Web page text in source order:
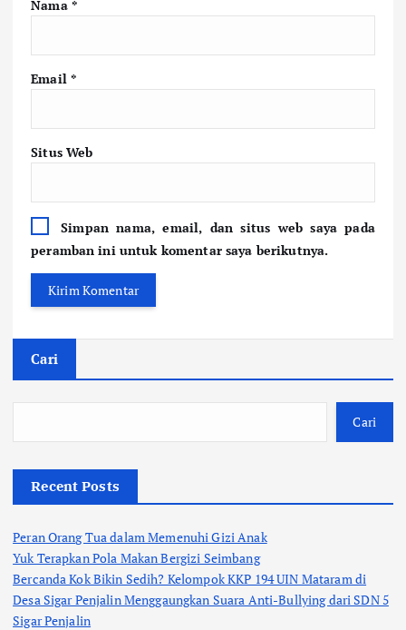
Nama *
Email *
Situs Web
Simpan nama, email, dan situs web saya pada
peramban ini untuk komentar saya berikutnya.
Cari
Cari
Recent Posts
Peran Orang Tua dalam Memenuhi Gizi Anak
Yuk Terapkan Pola Makan Bergizi Seimbang
Bercanda Kok Bikin Sedih? Kelompok KKP 194 UIN Mataram di
Desa Sigar Penjalin Menggaungkan Suara Anti-Bullying dari SDN 5
Sigar Penjalin